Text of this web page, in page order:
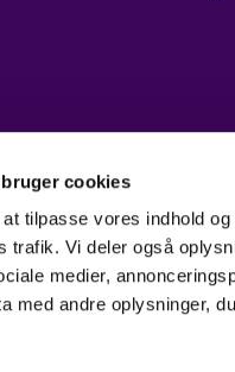
cookies
tilpasse vores indhold
trafik. Vi deler også
medier,
med andre oplysninger,